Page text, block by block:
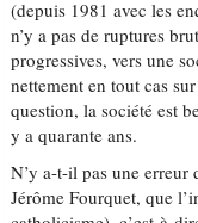
(depuis 1981 avec les
n’y a pas de ruptures
progressives, vers une
nettement en tout cas
question, la société est
y a quarante ans.
N’y a-t-il pas une erreur
Jérôme Fourquet, que